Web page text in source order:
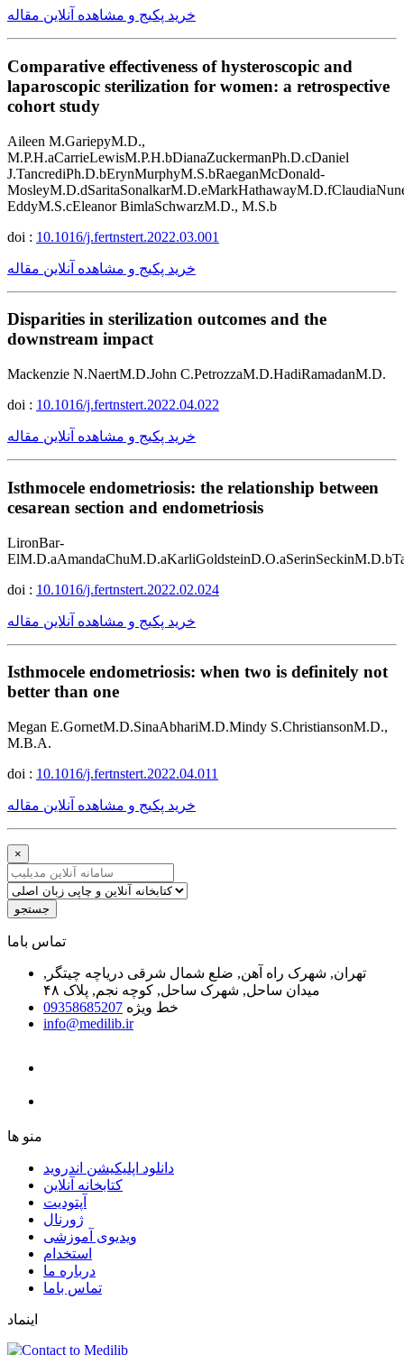
خرید پکیج و مشاهده آنلاین مقاله
Comparative effectiveness of hysteroscopic and
laparoscopic sterilization for women: a retrospective
cohort study
Aileen M.GariepyM.D.,
M.P.H.aCarrieLewisM.P.H.bDianaZuckermanPh.D.cDaniel
J.TancrediPh.D.bErynMurphyM.S.bRaeganMcDonald-
EddyM.S.cEleanor BimlaSchwarzM.D., M.S.b
doi : 10.1016/j.fertnstert.2022.03.001
خرید پکیج و مشاهده آنلاین مقاله
Disparities in sterilization outcomes and the
downstream impact
Mackenzie N.NaertM.D.John C.PetrozzaM.D.HadiRamadanM.D.
doi : 10.1016/j.fertnstert.2022.04.022
خرید پکیج و مشاهده آنلاین مقاله
Isthmocele endometriosis: the relationship between
cesarean section and endometriosis
LironBar-
doi : 10.1016/j.fertnstert.2022.02.024
خرید پکیج و مشاهده آنلاین مقاله
Isthmocele endometriosis: when two is definitely not
better than one
Megan E.GornetM.D.SinaAbhariM.D.Mindy S.ChristiansonM.D.,
M.B.A.
doi : 10.1016/j.fertnstert.2022.04.011
خرید پکیج و مشاهده آنلاین مقاله
×
جستجو
ﺗﻤﺎﺱ ﺑﺎﻣﺎ
تهران, شهرک راه آهن, ضلع شمال شرقی دریاچه چیتگر,
میدان ساحل, شهرک ساحل, کوچه نجم, پلاک ۴۸
خط ویژه 09358685207
info@medilib.ir
ﻣﻨﻮ ﻫﺎ
دانلود اپلیکیشن اندروید
ﮐﺘﺎﺑﺨﺎﻧﻪ ﺁﻧﻼﯾﻦ
ﺁﭘﺘﻮﺩﯾﺖ
ﮊﻭﺭﻧﺎﻝ
ویدیوی آموزشی
استخدام
درباره ما
ﺗﻤﺎﺱ ﺑﺎﻣﺎ
اینماد